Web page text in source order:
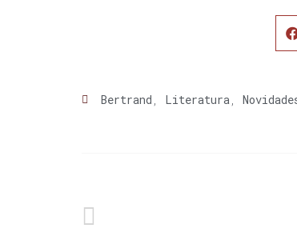
Bertrand Literatura